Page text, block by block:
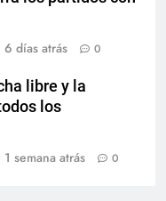
6 días atrás 0
libre y la
los
1 semana atrás 0